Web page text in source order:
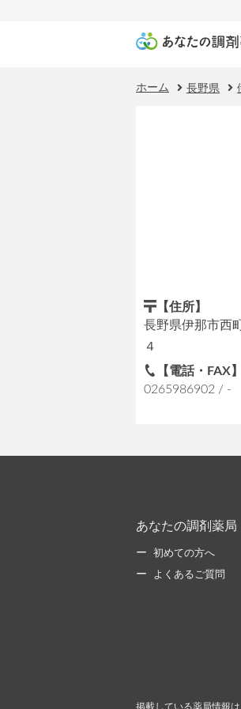
ホーム 長野県
【住所】
長野県伊那市西
４
【電話・FAX】
0265986902 / -
あなたの調剤薬局
初めての方へ
よくあるご質問
掲載している薬局情報